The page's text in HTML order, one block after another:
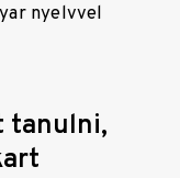
nyelvvel
tanulni,